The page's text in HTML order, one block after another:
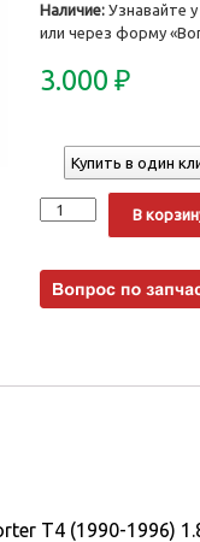
Наличие: Узнавайте
или через форму
3.000₽
Купить в один
Количество
В
T4 (1990-1996)